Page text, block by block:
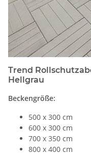
Trend
Hellgrau
Beckengröße:
500 x 300 cm
600 x 300 cm
700 x 350 cm
800 x 400 cm